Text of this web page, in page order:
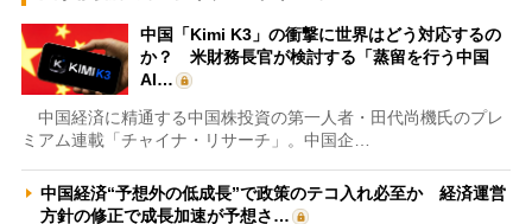
中国「Kimi K3」の衝撃に世界はどう対応するの
か？ 米財務長官が検討する「蒸留を行う中国
AI…
中国経済に精通する中国株投資の第一人者・田代尚機氏のプレ
ミアム連載「チャイナ・リサーチ」。中国企…
中国経済“予想外の低成長”で政策のテコ入れ必至か 経済運営
方針の修正で成長加速が予想さ…